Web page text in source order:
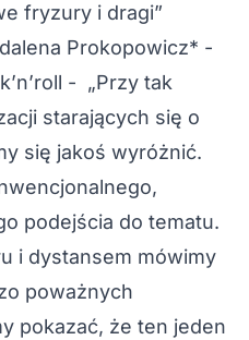
fryzury i dragi”
Prokopowicz* -
- „Przy tak
starających się o
się jakoś wyróżnić.
podejścia do tematu.
i dystansem mówimy
poważnych
pokazać, że ten jeden